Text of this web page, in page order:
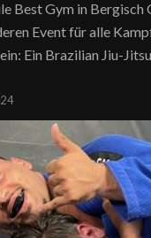
Best Gym in Bergisch
Event für alle
Ein Brazilian Jiu-